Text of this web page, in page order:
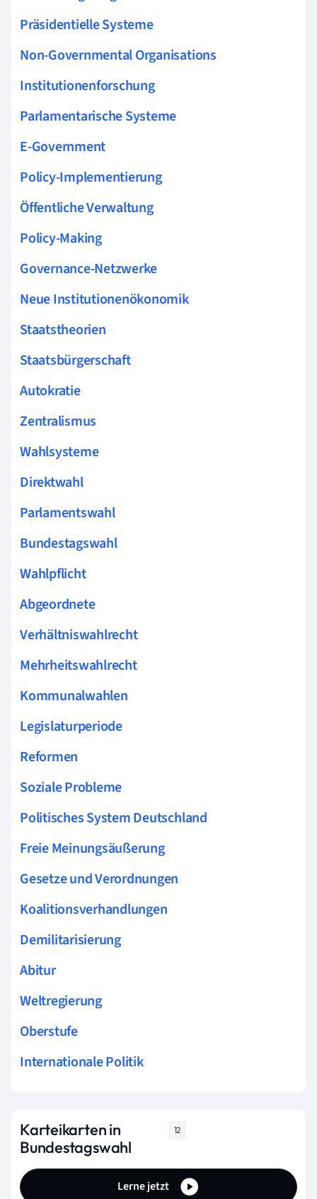
Präsidentielle Systeme
Non-Governmental Organisations
Institutionenforschung
Parlamentarische Systeme
E-Government
Policy-Implementierung
Öffentliche Verwaltung
Policy-Making
Governance-Netzwerke
Neue Institutionenökonomik
Staatstheorien
Staatsbürgerschaft
Autokratie
Zentralismus
Wahlsysteme
Direktwahl
Parlamentswahl
Bundestagswahl
Wahlpflicht
Abgeordnete
Verhältniswahlrecht
Mehrheitswahlrecht
Kommunalwahlen
Legislaturperiode
Reformen
Soziale Probleme
Politisches System Deutschland
Freie Meinungsäußerung
Gesetze und Verordnungen
Koalitionsverhandlungen
Demilitarisierung
Abitur
Weltregierung
Oberstufe
Internationale Politik
Karteikarten in
Bundestagswahl
12
Lerne jetzt